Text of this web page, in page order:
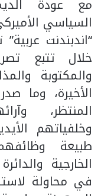
مع عودة
السياسي
“اندبندنت
خلال تتبع
والمكتوبة
الأخيرة، وما
المنتظر،
وخلفياتهم
طبيعة
الخارجية
في محاولة